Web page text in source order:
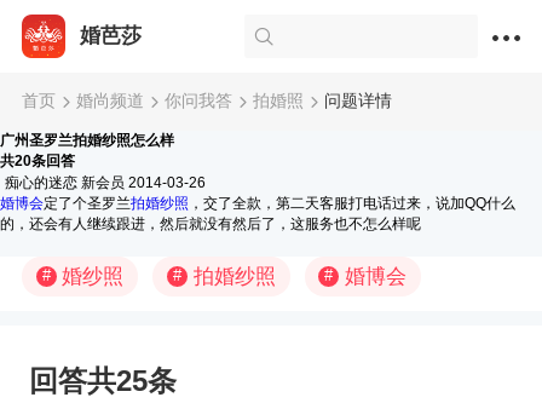
婚芭莎
首页 婚尚频道 你问我答 拍婚照 问题详情
广州圣罗兰拍婚纱照怎么样
共20条回答
痴心的迷恋 新会员 2014-03-26
婚博会定了个圣罗兰拍婚纱照 ，交了全款，第二天客服打电话过来，说加QQ什么
的，还会有人继续跟进，然后就没有然后了，这服务也不怎么样呢
# 婚纱照 # 拍婚纱照 # 婚博会
回答共25条